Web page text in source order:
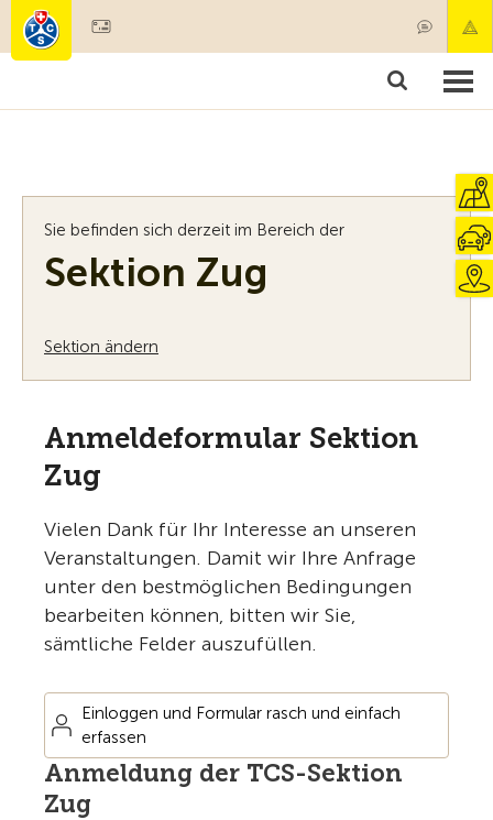
Mitgliedschaft & Leistungen
Sie befinden sich derzeit im Bereich der
Sektion Zug
Sektion ändern
Anmeldeformular Sektion
Zug
Vielen Dank für Ihr Interesse an unseren
Veranstaltungen. Damit wir Ihre Anfrage
unter den bestmöglichen Bedingungen
bearbeiten können, bitten wir Sie,
sämtliche Felder auszufüllen.
Einloggen und Formular rasch und einfach
erfassen
Anmeldung der TCS-Sektion
Zug